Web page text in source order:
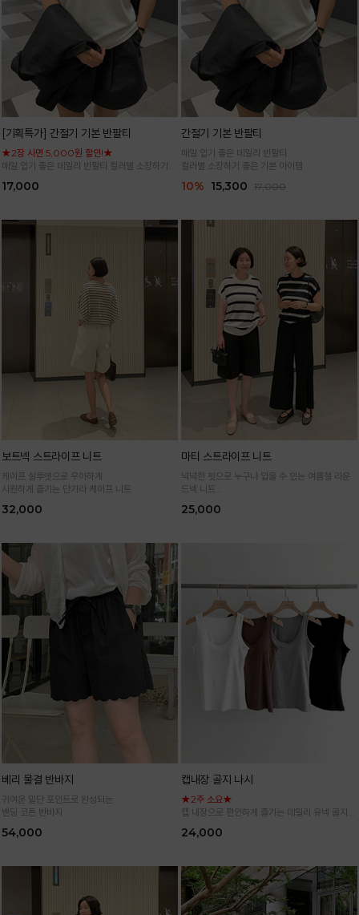
[기획특가] 간절기 기본 반팔티
★2장 사면 5,000원 할인!★
매일 입기 좋은 데일리 반팔티 컬러별 소장하기
17,000
간절기 기본 반팔티
매일 입기 좋은 데일리 반팔티
컬러별 소장하기 좋은 기본 아이템
10% 15,300 17,000
보트넥 스트라이프 니트
케이프 실루엣으로 우아하게
시원하게 즐기는 단가라 케이프 니트
32,000
마티 스트라이프 니트
넉넉한 핏으로 누구나 입을 수 있는 여름철 라운
드넥 니트
입어요
25,000
베리 물결 반바지
귀여운 밑단 포인트로 완성되는
밴딩 코튼 반바지
54,000
캡내장 골지 나시
★2주 소요★
캡 내장으로 편안하게 즐기는 데일리 유넥 골지
24,000